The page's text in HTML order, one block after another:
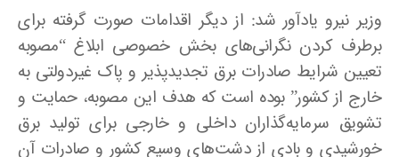
وزیر نیرو یادآور شد: از دیگر اقدامات صورت گرفته برای
برطرف کردن نگرانی‌های بخش خصوصی ابلاغ “مصوبه
تعیین شرایط صادرات برق تجدیدپذیر و پاک غیردولتی به
خارج از کشور” بوده است که هدف این مصوبه، حمایت و
تشویق سرمایه‌گذاران داخلی و خارجی برای تولید برق
خورشیدی و بادی از دشت‌های وسیع کشور و صادرات آن